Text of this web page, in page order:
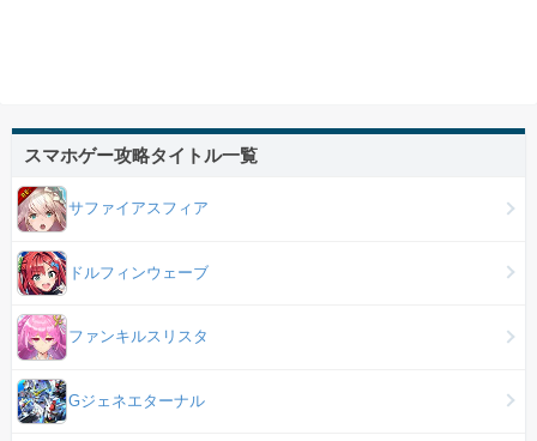
スマホゲー攻略タイトル一覧
サファイアスフィア
ドルフィンウェーブ
ファンキルスリスタ
Gジェネエターナル